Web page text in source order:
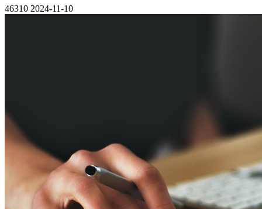
46310 2024-11-10